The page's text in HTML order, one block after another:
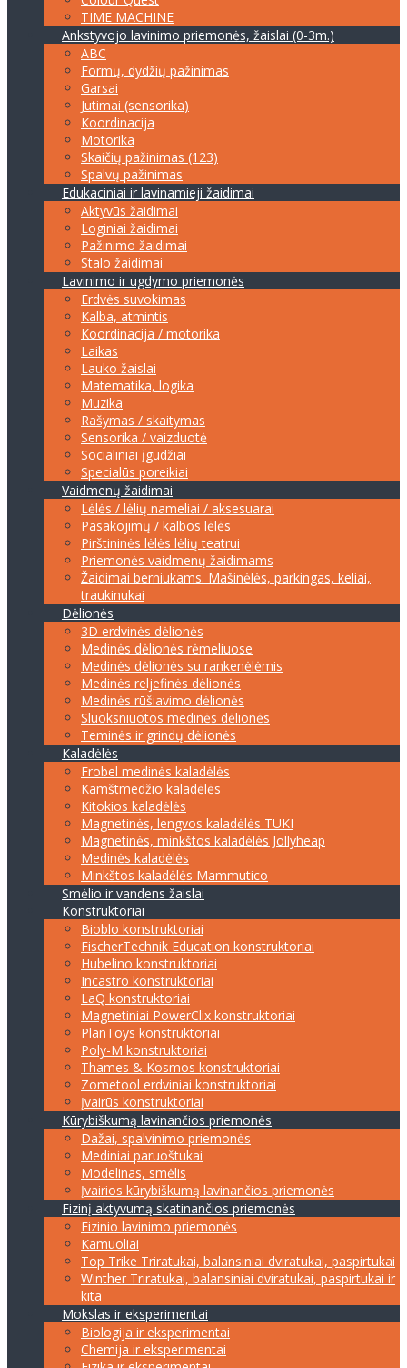
TIME MACHINE
Ankstyvojo lavinimo priemonės, žaislai (0-3m.)
ABC
Formų, dydžių pažinimas
Garsai
Jutimai (sensorika)
Koordinacija
Motorika
Skaičių pažinimas (123)
Spalvų pažinimas
Edukaciniai ir lavinamieji žaidimai
Aktyvūs žaidimai
Loginiai žaidimai
Pažinimo žaidimai
Stalo žaidimai
Lavinimo ir ugdymo priemonės
Erdvės suvokimas
Kalba, atmintis
Koordinacija / motorika
Laikas
Lauko žaislai
Matematika, logika
Muzika
Rašymas / skaitymas
Sensorika / vaizduotė
Socialiniai įgūdžiai
Specialūs poreikiai
Vaidmenų žaidimai
Lėlės / lėlių nameliai / aksesuarai
Pasakojimų / kalbos lėlės
Pirštininės lėlės lėlių teatrui
Priemonės vaidmenų žaidimams
Žaidimai berniukams. Mašinėlės, parkingas, keliai,
traukinukai
Dėlionės
3D erdvinės dėlionės
Medinės dėlionės rėmeliuose
Medinės dėlionės su rankenėlėmis
Medinės reljefinės dėlionės
Medinės rūšiavimo dėlionės
Sluoksniuotos medinės dėlionės
Teminės ir grindų dėlionės
Kaladėlės
Frobel medinės kaladėlės
Kamštmedžio kaladėlės
Kitokios kaladėlės
Magnetinės, lengvos kaladėlės TUKI
Magnetinės, minkštos kaladėlės Jollyheap
Medinės kaladėlės
Minkštos kaladėlės Mammutico
Smėlio ir vandens žaislai
Konstruktoriai
Bioblo konstruktoriai
FischerTechnik Education konstruktoriai
Hubelino konstruktoriai
Incastro konstruktoriai
LaQ konstruktoriai
Magnetiniai PowerClix konstruktoriai
PlanToys konstruktoriai
Poly-M konstruktoriai
Thames & Kosmos konstruktoriai
Zometool erdviniai konstruktoriai
Įvairūs konstruktoriai
Kūrybiškumą lavinančios priemonės
Dažai, spalvinimo priemonės
Mediniai paruoštukai
Modelinas, smėlis
Įvairios kūrybiškumą lavinančios priemonės
Fizinį aktyvumą skatinančios priemonės
Fizinio lavinimo priemonės
Kamuoliai
Top Trike Triratukai, balansiniai dviratukai, paspirtukai
Winther Triratukai, balansiniai dviratukai, paspirtukai ir
kita
Mokslas ir eksperimentai
Biologija ir eksperimentai
Chemija ir eksperimentai